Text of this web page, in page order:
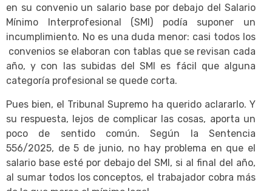
en su convenio un salario base por debajo del Salario
Mínimo Interprofesional (SMI) podía suponer un
incumplimiento. No es una duda menor: casi todos los
convenios se elaboran con tablas que se revisan cada
año, y con las subidas del SMI es fácil que alguna
categoría profesional se quede corta.
Pues bien, el Tribunal Supremo ha querido aclararlo. Y
su respuesta, lejos de complicar las cosas, aporta un
poco de sentido común. Según la Sentencia
556/2025, de 5 de junio, no hay problema en que el
salario base esté por debajo del SMI, si al final del año,
al sumar todos los conceptos, el trabajador cobra más